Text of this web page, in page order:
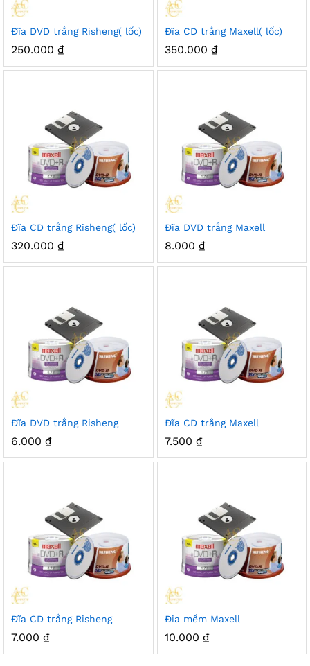
Đĩa DVD trắng Risheng( lốc)
250.000 ₫
Đĩa CD trắng Maxell( lốc)
350.000 ₫
Đĩa CD trắng Risheng( lốc)
320.000 ₫
Đĩa DVD trắng Maxell
8.000 ₫
Đĩa DVD trắng Risheng
6.000 ₫
Đĩa CD trắng Maxell
7.500 ₫
Đĩa CD trắng Risheng
7.000 ₫
Đia mềm Maxell
10.000 ₫